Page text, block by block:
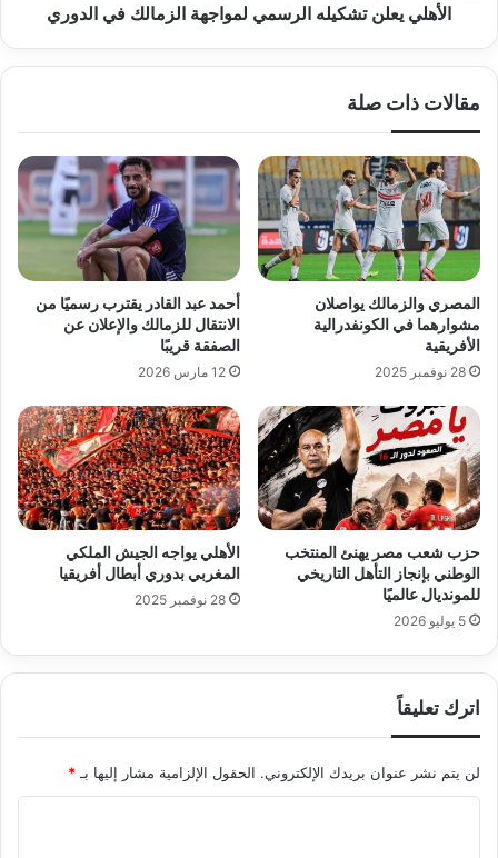
الأهلي يعلن تشكيله الرسمي لمواجهة الزمالك في الدوري
مقالات ذات صلة
المصري والزمالك يواصلان
مشوارهما في الكونفدرالية
الأفريقية
28 نوفمبر 2025
أحمد عبد القادر يقترب رسميًا من
الانتقال للزمالك والإعلان عن
الصفقة قريبًا
12 مارس 2026
حزب شعب مصر يهنئ المنتخب
الوطني بإنجاز التأهل التاريخي
للمونديال عالميًا
5 يوليو 2026
الأهلي يواجه الجيش الملكي
المغربي بدوري أبطال أفريقيا
28 نوفمبر 2025
اترك تعليقاً
لن يتم نشر عنوان بريدك الإلكتروني. الحقول الإلزامية مشار إليها بـ*